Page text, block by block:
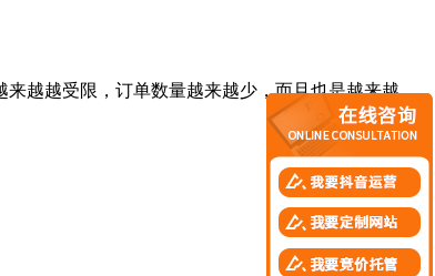
越越受限，订单数量越来越少，而且也是越来越